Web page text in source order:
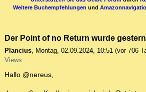
Weitere Buchempfehlungen und
Der Point of no Return wurde
Plancius, Montag, 02.09.2024, 10:51 (vor 706
Views
Hallo @nereus,